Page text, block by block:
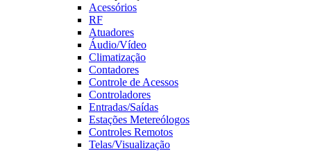
Acessórios
RF
Atuadores
Áudio/Vídeo
Climatização
Contadores
Controle de Acessos
Controladores
Entradas/Saídas
Estações Metereólogos
Controles Remotos
Telas/Visualização